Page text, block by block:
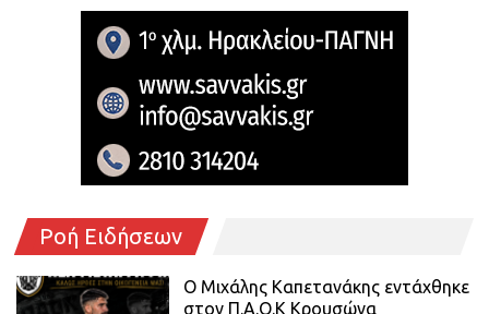
Ροή Ειδήσεων
O Mιχάλης Καπετανάκης εντάχθηκε
στον Π.Α.Ο.Κ Κρουσώνα